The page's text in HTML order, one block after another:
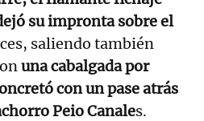
su impronta sobre el
saliendo también
una cabalgada por
con un pase atrás
Peio Canales.